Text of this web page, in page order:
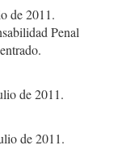
de 2011.
Penal
de 2011.
de 2011.